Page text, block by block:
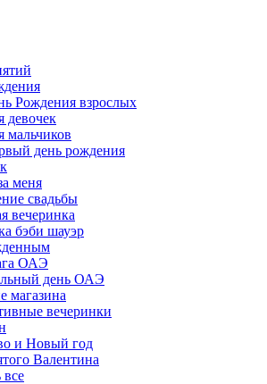
Рождения взрослых
девочек
мальчиков
день рождения
меня
свадьбы
вечеринка
бэби шауэр
ОАЭ
день ОАЭ
магазина
вечеринки
и Новый год
Валентина
все